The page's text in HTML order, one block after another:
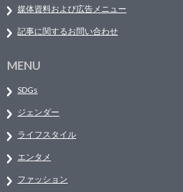
媒体資料および広告メニュー
記事に関するお問い合わせ
MENU
SDGs
ジェンダー
ライフスタイル
エンタメ
ファッション